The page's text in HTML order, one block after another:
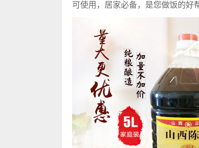
可使用，居家必备，是您做饭的好